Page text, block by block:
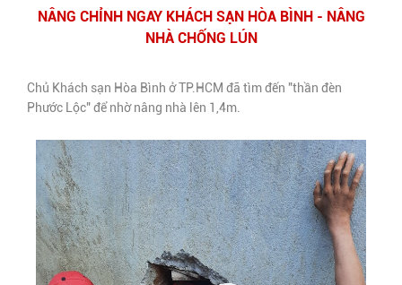
NÂNG CHỈNH NGAY KHÁCH SẠN HÒA BÌNH - NÂNG
NHÀ CHỐNG LÚN
Chủ Khách sạn Hòa Bình ở TP.HCM đã tìm đến "thần đèn
Phước Lộc" để nhờ nâng nhà lên 1,4m.